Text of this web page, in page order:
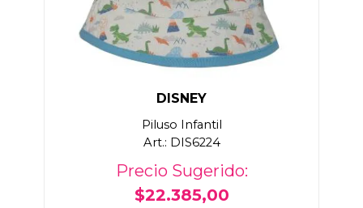
DISNEY
Piluso Infantil
Art.: DIS6224
Precio Sugerido:
$22.385,00